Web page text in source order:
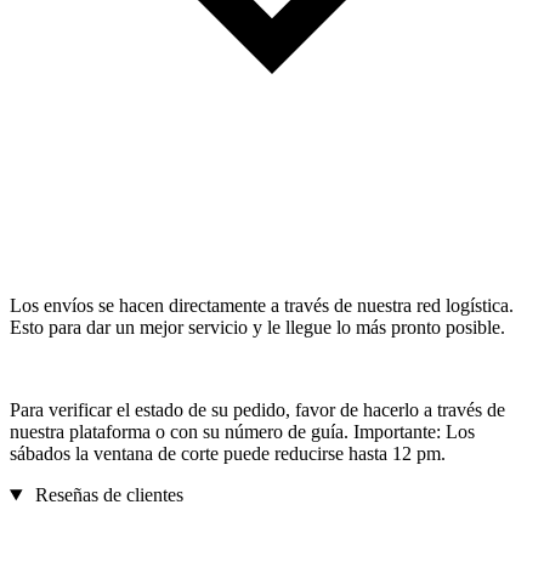
Los envíos se hacen directamente a través de nuestra red logística.
Esto para dar un mejor servicio y le llegue lo más pronto posible.
Para verificar el estado de su pedido, favor de hacerlo a través de
nuestra plataforma o con su número de guía. Importante: Los
sábados la ventana de corte puede reducirse hasta 12 pm.
Reseñas de clientes